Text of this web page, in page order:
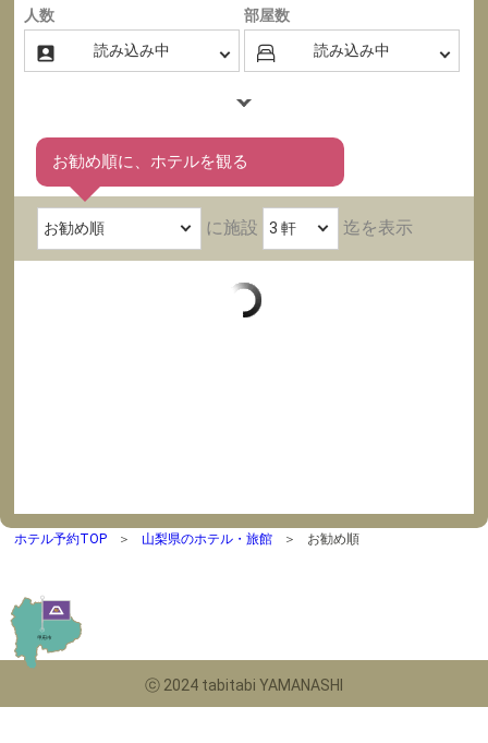
人数 部屋数
お勧め順に、ホテルを観る
に施設 迄を表示
ホテル予約TOP 山梨県のホテル・旅館 お勧め順
ⓒ 2024 tabitabi YAMANASHI